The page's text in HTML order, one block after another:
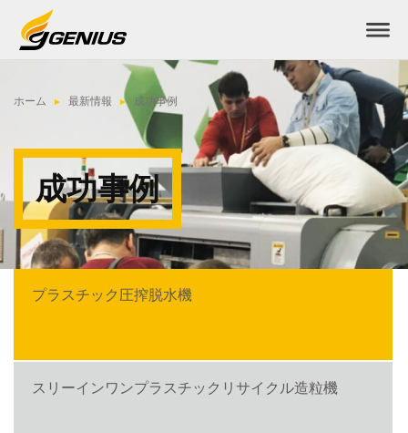
ホーム 最新情報 成功事例
成功事例
プラスチック圧搾脱水機
スリーインワンプラスチックリサイクル造粒機